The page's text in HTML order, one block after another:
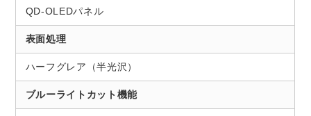
QD-OLEDパネル
表面処理
ハーフグレア（半光沢）
ブルーライトカット機能